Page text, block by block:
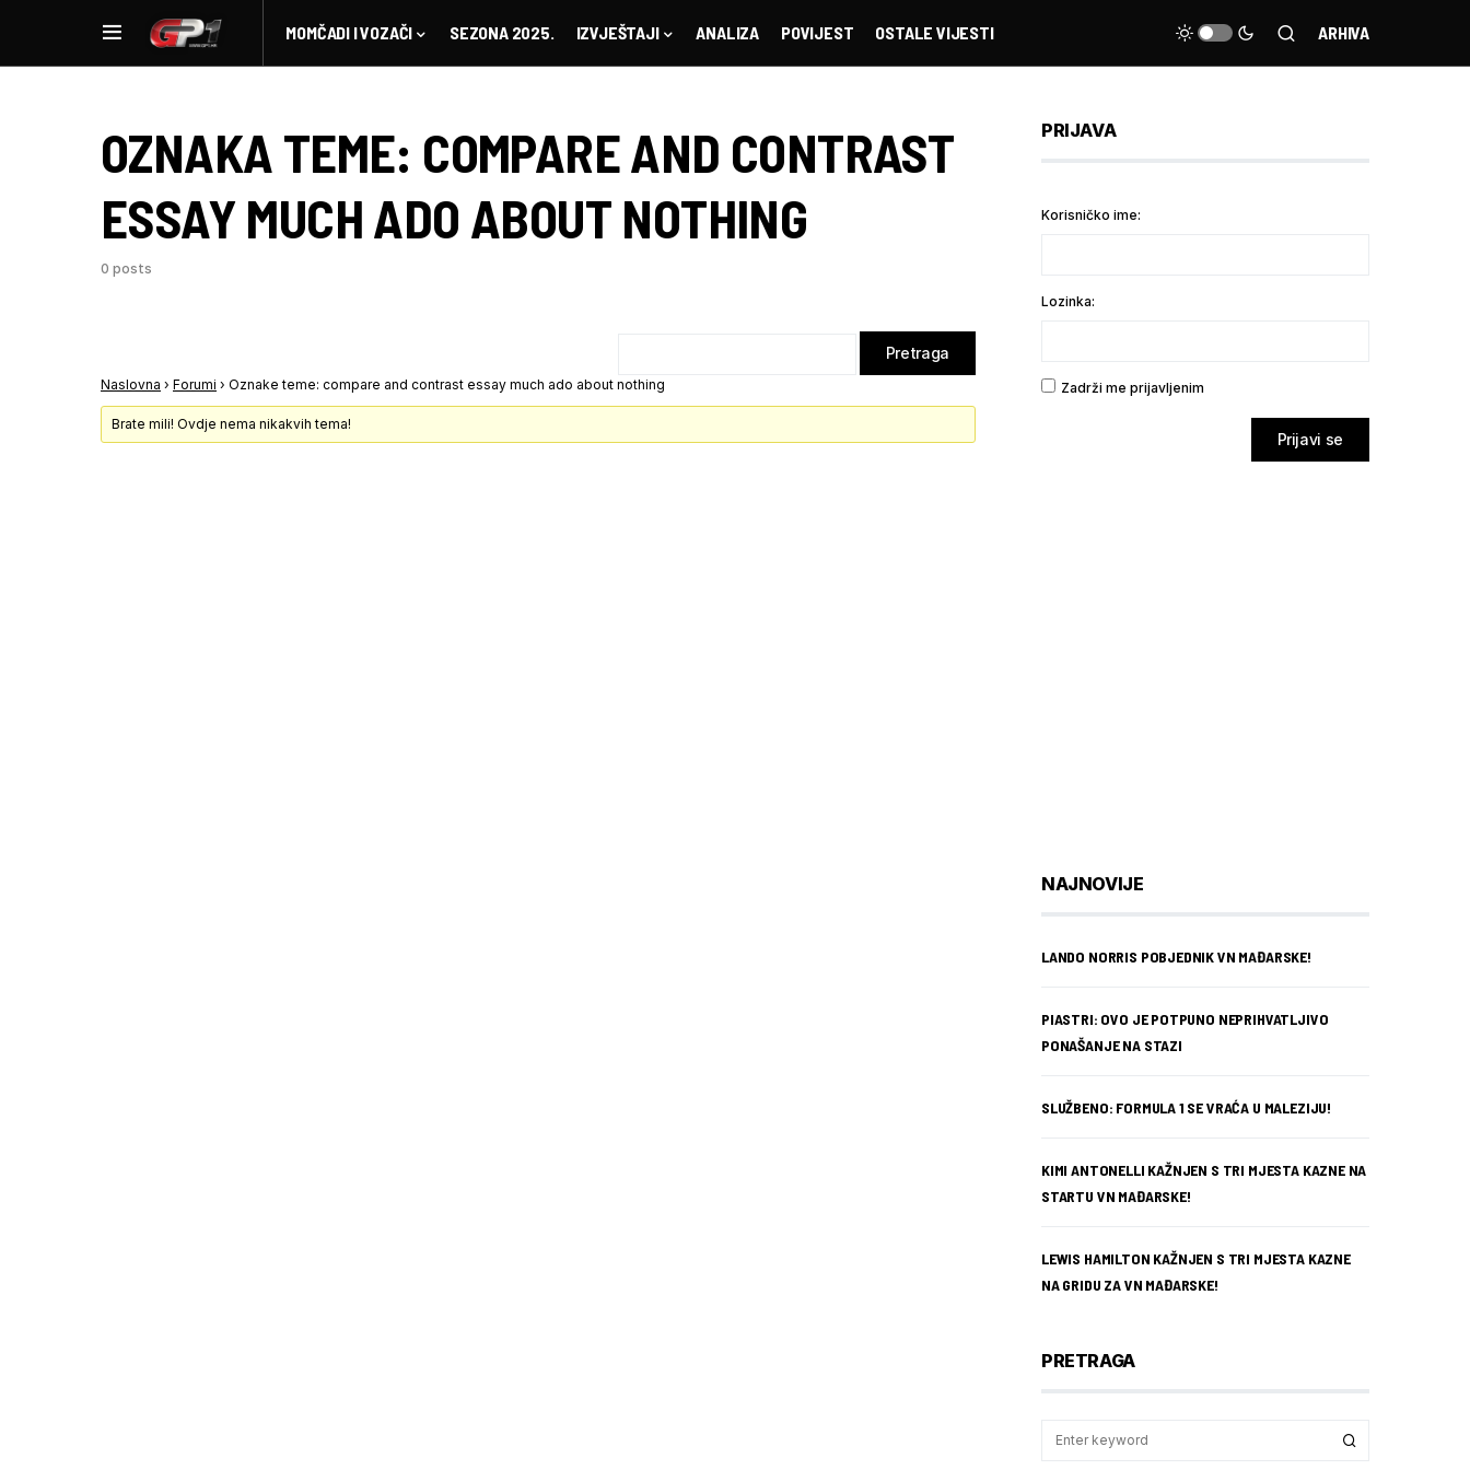
MOMČADI I VOZAČI SEZONA 2025. IZVJEŠTAJI ANALIZA POVIJEST OSTALE VIJESTI ARHIVA
OZNAKA TEME: COMPARE AND CONTRAST
ESSAY MUCH ADO ABOUT NOTHING
0 posts
Naslovna › Forumi › Oznake teme: compare and contrast essay much ado about nothing
Brate mili! Ovdje nema nikakvih tema!
PRIJAVA
Korisničko ime:
Lozinka:
Zadrži me prijavljenim
Prijavi se
NAJNOVIJE
LANDO NORRIS POBJEDNIK VN MAĐARSKE!
PIASTRI: OVO JE POTPUNO NEPRIHVATLJIVO
PONAŠANJE NA STAZI
SLUŽBENO: FORMULA 1 SE VRAĆA U MALEZIJU!
KIMI ANTONELLI KAŽNJEN S TRI MJESTA KAZNE NA
STARTU VN MAĐARSKE!
LEWIS HAMILTON KAŽNJEN S TRI MJESTA KAZNE
NA GRIDU ZA VN MAĐARSKE!
PRETRAGA